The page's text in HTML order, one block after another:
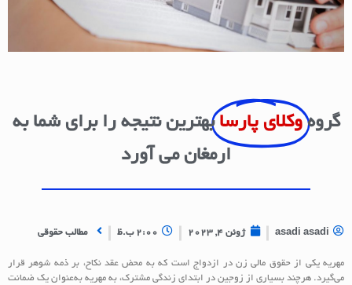
گروه وکلای پارسا بهترین نتیجه را برای شما به
ارمغان می آورد
asadi asadi ژوئن 4, 2023 2:00 ب.ظ مطالب حقوقی
مهریه یکی از حقوق مالی زن در ازدواج است که به محض عقد نکاح، بر ذمه شوهر قرار
می‌گیرد. هرچند بسیاری از زوجین در ابتدای زندگی مشترک، به مهریه به‌عنوان یک ضمانت